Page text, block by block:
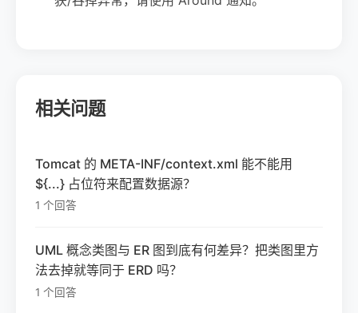
相关问题
Tomcat 的 META-INF/context.xml 能不能用
${...} 占位符来配置数据源？
1 个回答
UML 概念类图与 ER 图到底有何差异？把类图里方
法去掉就等同于 ERD 吗？
1 个回答